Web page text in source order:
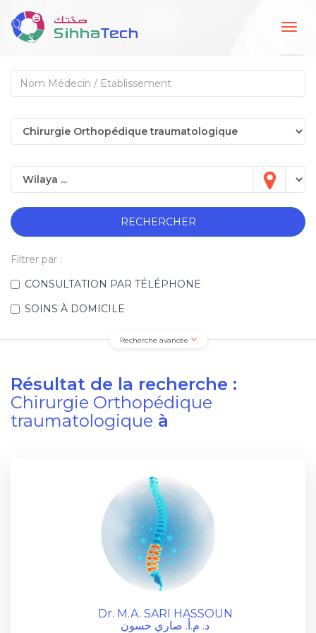
RECHERCHER
Filtrer par :
CONSULTATION PAR TÉLÉPHONE
SOINS À DOMICILE
Recherche avancée
Résultat de la recherche :
Chirurgie Orthopédique
traumatologique à
Dr. M.A. SARI HASSOUN
د. م.أ. صاري حسون